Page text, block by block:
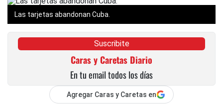
Las tarjetas abandonan Cuba.
Suscribite
Caras y Caretas Diario
En tu email todos los días
Agregar Caras y Caretas en